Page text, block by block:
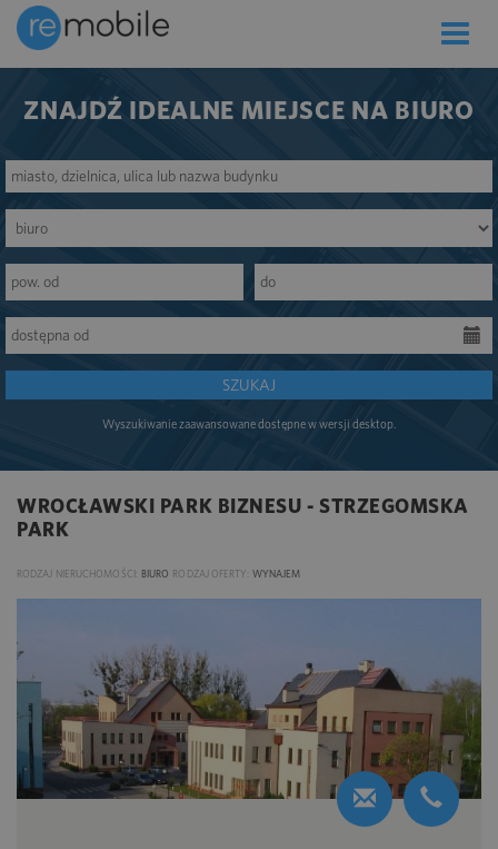
Toggle
ZNAJDŹ IDEALNE MIEJSCE NA BIURO
SZUKAJ
Wyszukiwanie zaawansowane dostępne w wersji desktop.
WROCŁAWSKI PARK BIZNESU - STRZEGOMSKA
PARK
RODZAJ NIERUCHOMOŚCI: BIURO RODZAJ OFERTY: WYNAJEM